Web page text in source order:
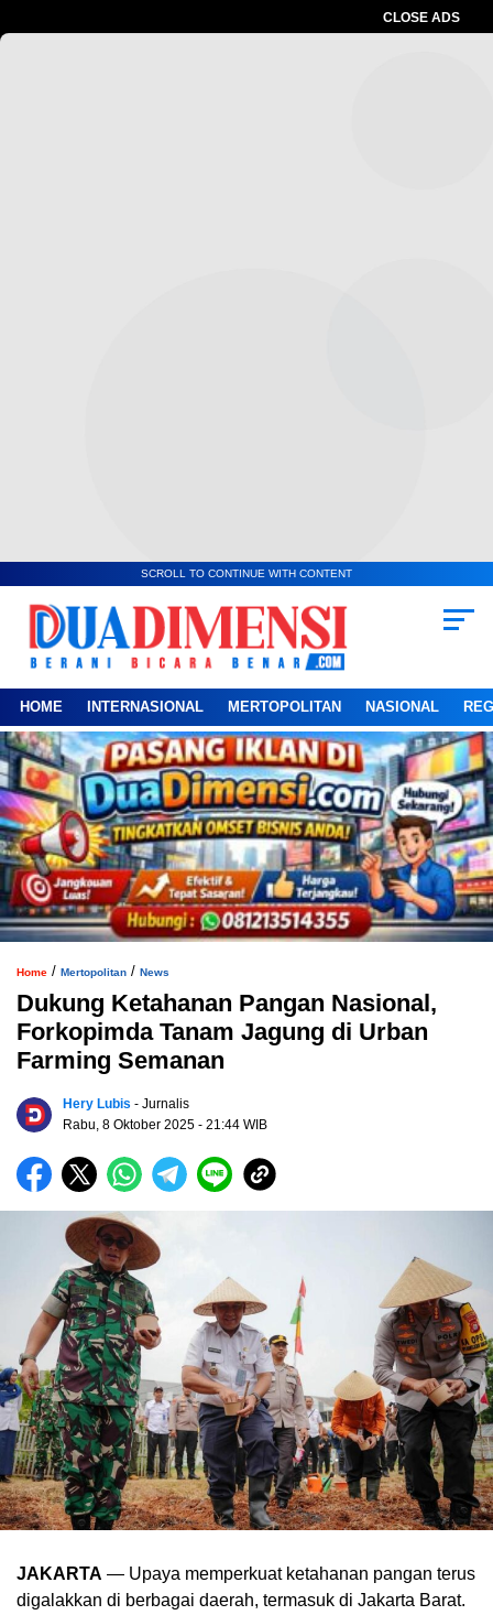
CLOSE ADS
SCROLL TO CONTINUE WITH CONTENT
HOME INTERNASIONAL MERTOPOLITAN NASIONAL
Home / Mertopolitan / News
Dukung Ketahanan Pangan Nasional,
Forkopimda Tanam Jagung di Urban
Farming Semanan
Hery Lubis - Jurnalis
Rabu, 8 Oktober 2025 - 21:44 WIB
JAKARTA — Upaya memperkuat ketahanan pangan terus
digalakkan di berbagai daerah, termasuk di Jakarta Barat.